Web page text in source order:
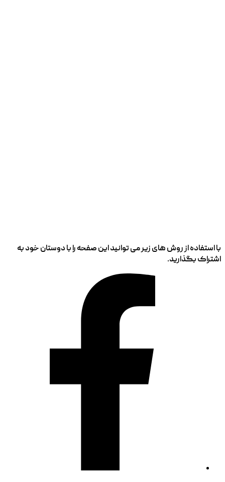
با استفاده از روش های زیر می توانید این صفحه را با دوستان خود به
اشتراک بگذارید.